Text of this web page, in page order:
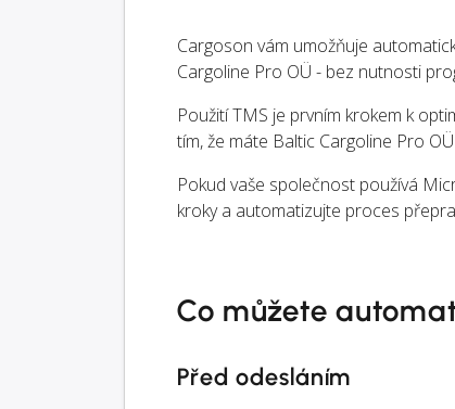
Cargoson vám umožňuje
Cargoline Pro OÜ - bez nutnosti
Použití TMS je prvním krokem k
tím, že máte Baltic Cargoline Pro
Pokud vaše společnost používá
kroky a automatizujte proces
Co můžete
Před odesláním